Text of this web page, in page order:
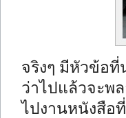
จริงๆ มีหัวข้อ
ว่าไปแล้วจะพ
ไปงานหนังสือ